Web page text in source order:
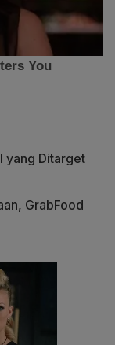
yang Ditarget
GrabFood